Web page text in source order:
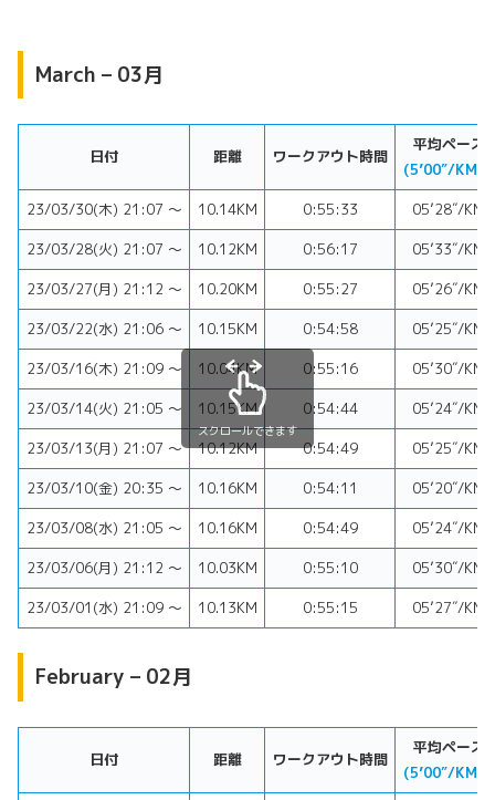
March – 03月
日付 距離 ワークアウト時間
平均ペース
(5’00″/KM⬇︎)
23/03/30(木) 21:07 〜
10.14KM 0:55:33
05’28″/KM
23/03/28(火) 21:07 〜
10.12KM 0:56:17
05’33″/KM
23/03/27(月) 21:12 〜
10.20KM 0:55:27
05’26″/KM
23/03/22(水) 21:06 〜
10.15KM 0:54:58
05’25″/KM
23/03/16(木) 21:09 〜
10.04KM 0:55:16
05’30″/KM
23/03/14(火) 21:05 〜
10.15KM 0:54:44
05’24″/KM
23/03/13(月) 21:07 〜
10.12KM 0:54:49
05’25″/KM
23/03/10(金) 20:35 〜
10.16KM 0:54:11
05’20″/KM
23/03/08(水) 21:05 〜
10.16KM 0:54:49
05’24″/KM
23/03/06(月) 21:12 〜
10.03KM 0:55:10
05’30″/KM
23/03/01(水) 21:09 〜
10.13KM 0:55:15 05’27″/KM
スクロールできます
February – 02月
日付 距離 ワークアウト時間
平均ペース
(5’00″/KM⬇︎)